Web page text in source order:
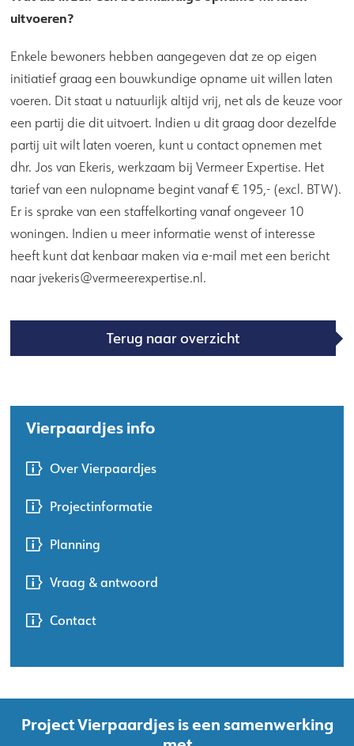
uitvoeren?
Enkele bewoners hebben aangegeven dat ze op eigen
initiatief graag een bouwkundige opname uit willen laten
voeren. Dit staat u natuurlijk altijd vrij, net als de keuze voor
een partij die dit uitvoert. Indien u dit graag door dezelfde
partij uit wilt laten voeren, kunt u contact opnemen met
dhr. Jos van Ekeris, werkzaam bij Vermeer Expertise. Het
tarief van een nulopname begint vanaf € 195,- (excl. BTW).
Er is sprake van een staffelkorting vanaf ongeveer 10
woningen. Indien u meer informatie wenst of interesse
heeft kunt dat kenbaar maken via e-mail met een bericht
naar jvekeris@vermeerexpertise.nl.
Terug naar overzicht
Vierpaardjes info
Over Vierpaardjes
Projectinformatie
Planning
Vraag & antwoord
Contact
Project Vierpaardjes is een samenwerking